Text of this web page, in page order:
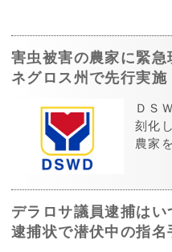
害虫被害の農家に緊
ネグロス州で先行実施
ＤＳ
刻化
農家
デラロサ議員逮捕は
逮捕状で潜伏中の指名